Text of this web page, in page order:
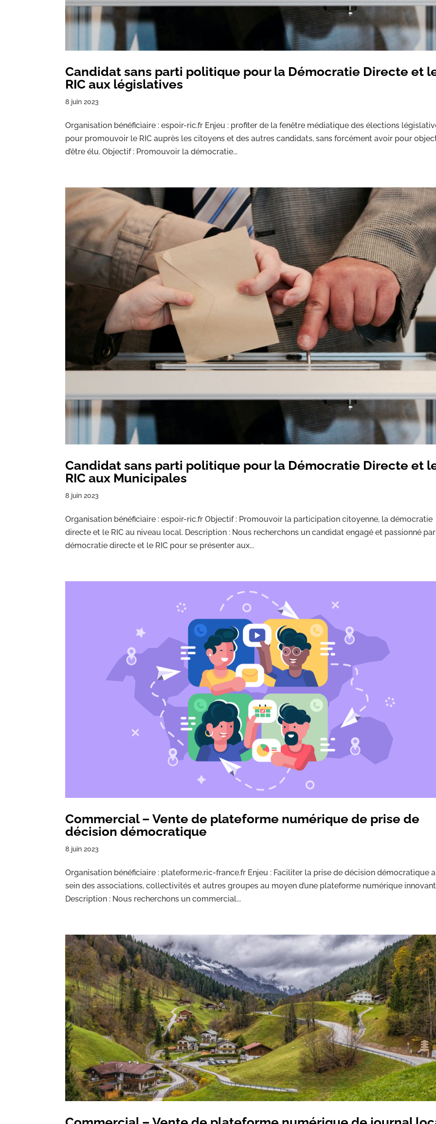
Candidat sans parti politique pour la Démocratie Directe et
RIC aux législatives
8 juin 2023
Organisation bénéficiaire : espoir-ric.fr Enjeu : profiter de la fenêtre médiatique des élections
pour promouvoir le RIC auprès les citoyens et des autres candidats, sans forcément avoir pour
d’être élu. Objectif : Promouvoir la démocratie...
Candidat sans parti politique pour la Démocratie Directe et
RIC aux Municipales
8 juin 2023
Organisation bénéficiaire : espoir-ric.fr Objectif : Promouvoir la participation citoyenne, la démocratie
directe et le RIC au niveau local. Description : Nous recherchons un candidat engagé et passionné
démocratie directe et le RIC pour se présenter aux...
Commercial – Vente de plateforme numérique de prise de
décision démocratique
8 juin 2023
Organisation bénéficiaire : plateforme.ric-france.fr Enjeu : Faciliter la prise de décision démocratique
sein des associations, collectivités et autres groupes au moyen d’une plateforme numérique
Description : Nous recherchons un commercial...